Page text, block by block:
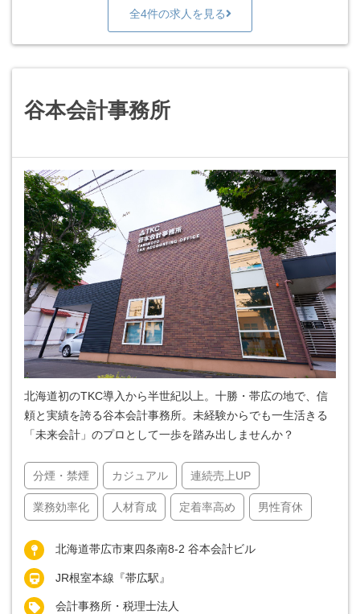
全4件の求人を見る
谷本会計事務所
北海道初のTKC導入から半世紀以上。十勝・帯広の地で、信
頼と実績を誇る谷本会計事務所。未経験からでも一生活きる
「未来会計」のプロとして一歩を踏み出しませんか？
分煙・禁煙 カジュアル 連続売上UP
業務効率化 人材育成 定着率高め 男性育休
北海道帯広市東四条南8-2 谷本会計ビル
JR根室本線『帯広駅』
会計事務所・税理士法人